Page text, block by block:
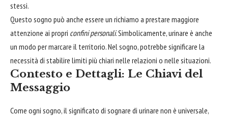
stessi.
Questo sogno può anche essere un richiamo a prestare maggiore
attenzione ai propri confini personali. Simbolicamente, urinare è anche
un modo per marcare il territorio. Nel sogno, potrebbe significare la
necessità di stabilire limiti più chiari nelle relazioni o nelle situazioni.
Contesto e Dettagli: Le Chiavi del
Messaggio
Come ogni sogno, il significato di sognare di urinare non è universale,